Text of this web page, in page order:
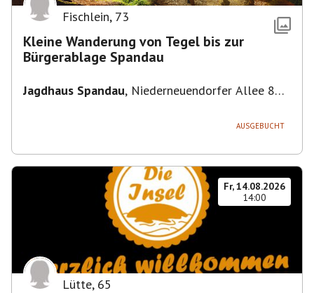
Fischlein, 73
Kleine Wanderung von Tegel bis zur
Bürgerablage Spandau
Jagdhaus Spandau, Niederneuendorfer Allee 80,
AUSGEBUCHT
Fr, 14.08.2026
14:00
Lütte, 65